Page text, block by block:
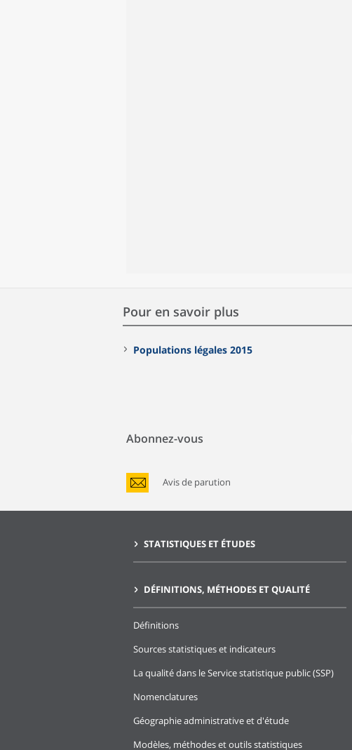
Pour en savoir plus
Populations légales 2015
Abonnez-vous
Avis de parution
STATISTIQUES ET ÉTUDES
DÉFINITIONS, MÉTHODES ET QUALITÉ
Définitions
Sources statistiques et indicateurs
La qualité dans le Service statistique public (SSP)
Nomenclatures
Géographie administrative et d'étude
Modèles, méthodes et outils statistiques